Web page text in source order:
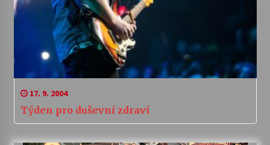
17. 9. 2004
Týden pro duševní zdraví